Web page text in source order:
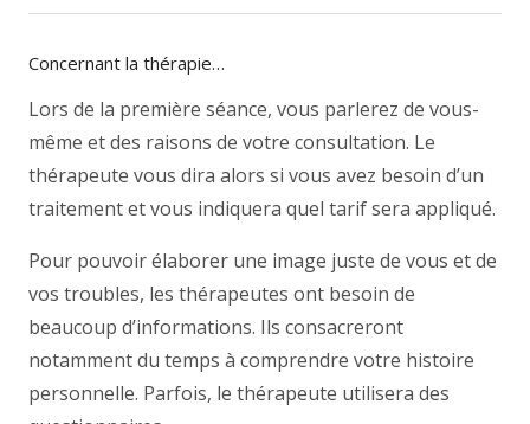
Concernant la thérapie…
Lors de la première séance, vous parlerez de vous-
même et des raisons de votre consultation. Le
thérapeute vous dira alors si vous avez besoin d’un
traitement et vous indiquera quel tarif sera appliqué.
Pour pouvoir élaborer une image juste de vous et de
vos troubles, les thérapeutes ont besoin de
beaucoup d’informations. Ils consacreront
notamment du temps à comprendre votre histoire
personnelle. Parfois, le thérapeute utilisera des